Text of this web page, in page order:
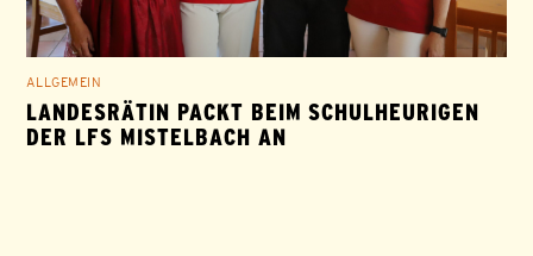
ALLGEMEIN
LANDESRÄTIN PACKT BEIM SCHULHEURIGEN
DER LFS MISTELBACH AN